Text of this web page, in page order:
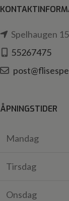
Spelhaugen
55267475
ÅPNINGSTIDER
Mandag
Tirsdag
Onsdag